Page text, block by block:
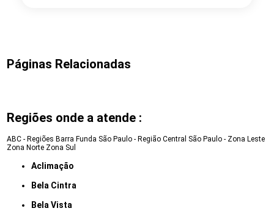
Páginas Relacionadas
Regiões onde a atende :
ABC - Regiões Barra Funda São Paulo - Região Central São Paulo - Zona Leste
Zona Norte Zona Sul
Aclimação
Bela Cintra
Bela Vista